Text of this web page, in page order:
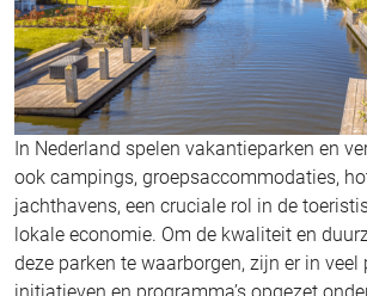
In Nederland spelen vakantieparken en
ook campings, groepsaccommodaties,
jachthavens, een cruciale rol in de
lokale economie. Om de kwaliteit en
deze parken te waarborgen, zijn er in veel